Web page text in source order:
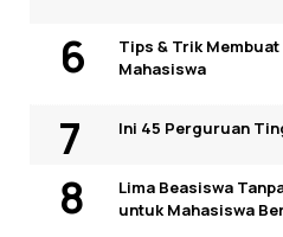
Tips & Trik
Mahasiswa
Ini 45 Perguruan
Lima Beasiswa
untuk Mahasiswa